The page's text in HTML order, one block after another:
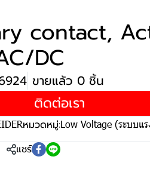
contact,
DC
ขายแล้ว 0 ชิ้น
ติดต่อเรา
หมวดหมู่:Low Voltage (ระบบแ
แชร์